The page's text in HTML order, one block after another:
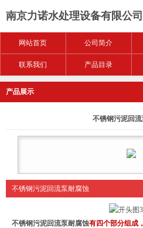
南京力诺水处理设备有限公司
网站首页 公司简介
联系我们 产品目录
产品展示
不锈钢污泥回
不锈钢污泥回流泵耐腐蚀
不锈钢污泥回流泵耐腐蚀有四个部分组成